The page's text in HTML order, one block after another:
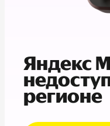
Яндекс
регионе